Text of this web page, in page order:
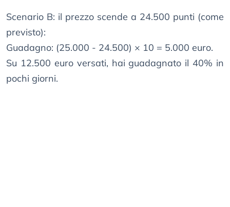
Scenario B: il prezzo scende a 24.500 punti (come
previsto):
Guadagno: (25.000 - 24.500) × 10 = 5.000 euro.
Su 12.500 euro versati, hai guadagnato il 40% in
pochi giorni.